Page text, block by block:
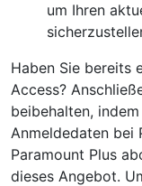
um Ihren
Haben Sie bereits
Access?
beibehalten,
Anmeldedaten bei
Paramount Plus
dieses Angebot.